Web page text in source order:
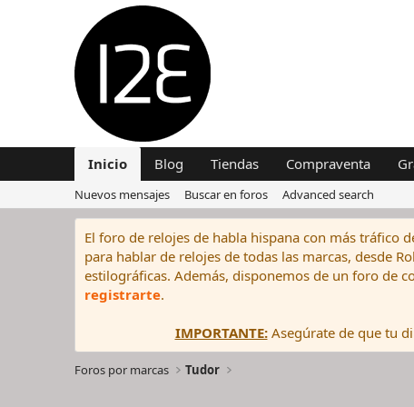
Inicio Blog Tiendas Compraventa
Nuevos mensajes Buscar en foros Advanced search
El foro de relojes de habla hispana con más tráfico
para hablar de relojes de todas las marcas, desde
estilográficas. Además, disponemos de un foro de
registrarte.
IMPORTANTE:Asegúrate de que tu
Foros por marcas Tudor